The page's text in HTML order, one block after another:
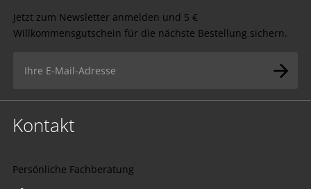
Jetzt zum Newsletter anmelden und 5 €
Willkommensgutschein für die nächste Bestellung sichern.
Kontakt
Persönliche Fachberatung